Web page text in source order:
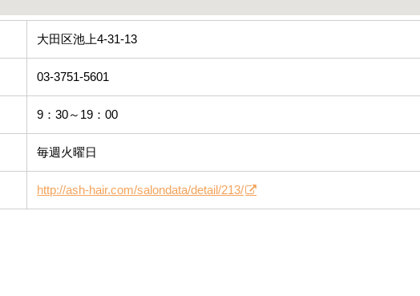
大田区池上4-31-13
03-3751-5601
9：30～19：00
毎週火曜日
http://ash-hair.com/salondata/detail/213/